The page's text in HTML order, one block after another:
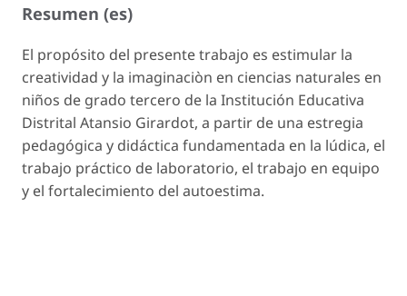
Resumen (es)
El propósito del presente trabajo es estimular la
creatividad y la imaginaciòn en ciencias naturales en
niños de grado tercero de la Institución Educativa
Distrital Atansio Girardot, a partir de una estregia
pedagógica y didáctica fundamentada en la lúdica, el
trabajo práctico de laboratorio, el trabajo en equipo
y el fortalecimiento del autoestima.